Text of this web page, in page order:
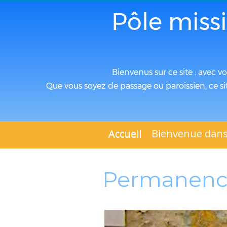
Pôle
Bienvenus sur ce site : avec
Que vous soyez de passage ou paroissien,
Accueil Bienvenue